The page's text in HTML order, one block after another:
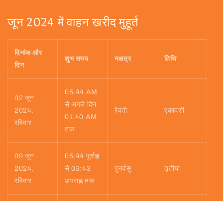
जून 2024 में वाहन खरीद मुहूर्त
दिनांक और
दिन
शुभ समय नक्षत्र तिथि
02 जून
2024,
रविवार
05:44 AM
से अगले दिन
01:40 AM
तक
रेवती एकादशी
09 जून
2024,
रविवार
05:44 पूर्वाह्न
से 03:43
अपराह्न तक
पुनर्वसु तृतीया